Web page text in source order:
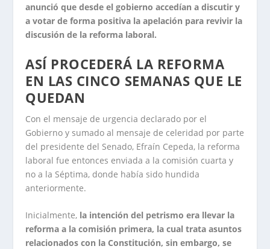
anunció que desde el gobierno accedían a discutir y
a votar de forma positiva la apelación para revivir la
discusión de la reforma laboral.
ASÍ PROCEDERÁ LA REFORMA
EN LAS CINCO SEMANAS QUE LE
QUEDAN
Con el mensaje de urgencia declarado por el
Gobierno y sumado al mensaje de celeridad por parte
del presidente del Senado, Efraín Cepeda, la reforma
laboral fue entonces enviada a la comisión cuarta y
no a la Séptima, donde había sido hundida
anteriormente.
Inicialmente, la intención del petrismo era llevar la
reforma a la comisión primera, la cual trata asuntos
relacionados con la Constitución, sin embargo, se